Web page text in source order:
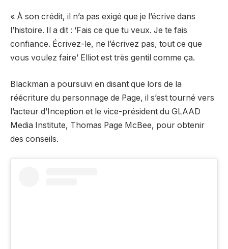
« À son crédit, il n’a pas exigé que je l’écrive dans
l’histoire. Il a dit : ‘Fais ce que tu veux. Je te fais
confiance. Écrivez-le, ne l’écrivez pas, tout ce que
vous voulez faire’ Elliot est très gentil comme ça.
Blackman a poursuivi en disant que lors de la
réécriture du personnage de Page, il s’est tourné vers
l’acteur d’Inception et le vice-président du GLAAD
Media Institute, Thomas Page McBee, pour obtenir
des conseils.